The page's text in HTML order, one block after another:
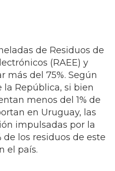
de Residuos de
(RAEE) y
más del 75%. Según
República, si bien
menos del 1% de
en Uruguay, las
impulsadas por la
de los residuos de este
el país.